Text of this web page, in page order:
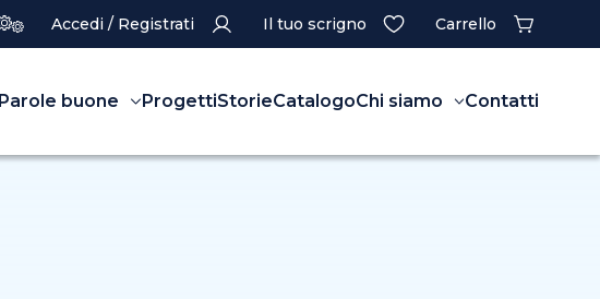
Accedi / Registrati Il tuo scrigno Carrello
Parole buone ProgettiStorieCatalogoChi siamo Contatti